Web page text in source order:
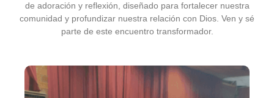
de adoración y reflexión, diseñado para fortalecer nuestra
comunidad y profundizar nuestra relación con Dios. Ven y sé
parte de este encuentro transformador.